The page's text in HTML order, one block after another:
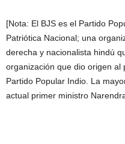
[Nota: El BJS es el Partido
Patriótica Nacional; una
derecha y nacionalista hindú
organización que dio origen
Partido Popular Indio. La
actual primer ministro